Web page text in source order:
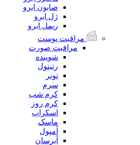
صابون ابرو
ژل ابرو
ریمل ابرو
مراقبت پوست
مراقبت صورت
شوینده
رتینول
تونر
سرم
کرم شب
کرم روز
اسکراپ
ماسک
آمپول
آبرسان